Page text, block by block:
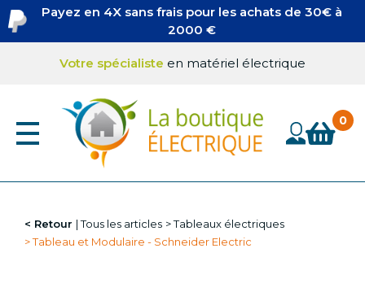
Aller
au
contenu
Payez en 4X sans frais pour les achats de 30€ à
2000 €
Votre spécialiste en matériel électrique
Retour Tous les articles
Tableaux électriques
Tableau et Modulaire - Schneider Electric